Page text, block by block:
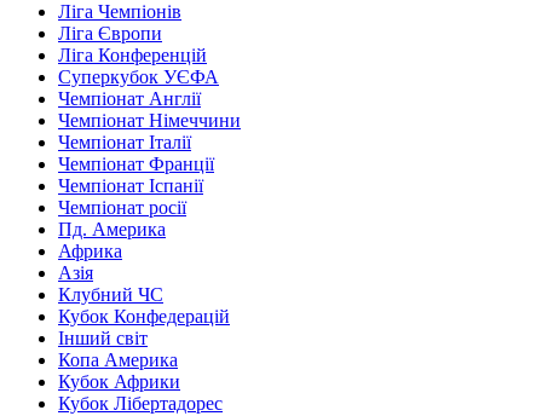
Ліга Чемпіонів
Ліга Європи
Ліга Конференцій
Суперкубок УЄФА
Чемпіонат Англії
Чемпіонат Німеччини
Чемпіонат Італії
Чемпіонат Франції
Чемпіонат Іспанії
Чемпіонат росії
Пд. Америка
Африка
Азія
Клубний ЧС
Кубок Конфедерацій
Інший світ
Копа Америка
Кубок Африки
Кубок Лібертадорес